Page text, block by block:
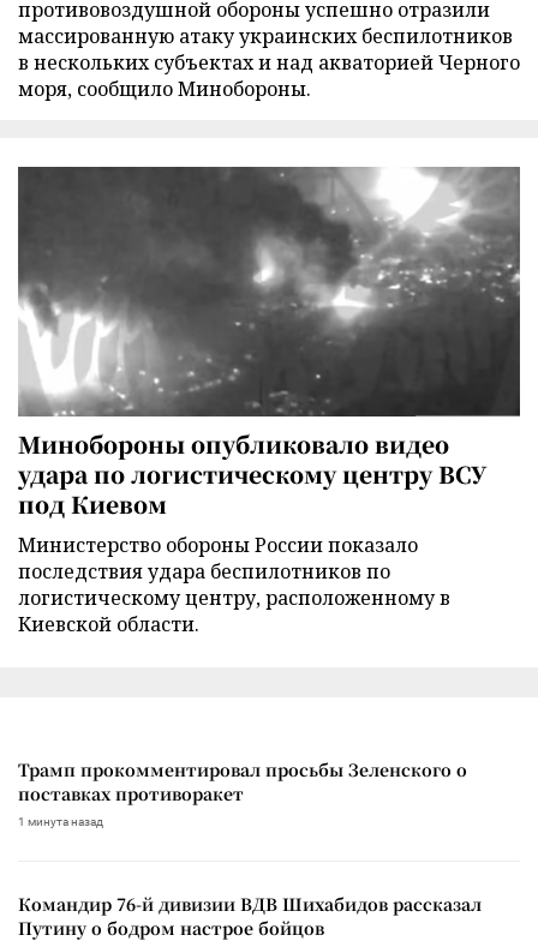
противовоздушной обороны успешно отразили
массированную атаку украинских беспилотников
в нескольких субъектах и над акваторией Черного
моря, сообщило Минобороны.
Минобороны опубликовало видео
удара по логистическому центру ВСУ
под Киевом
Министерство обороны России показало
последствия удара беспилотников по
логистическому центру, расположенному в
Киевской области.
Трамп прокомментировал просьбы Зеленского о
поставках противоракет
1 минута назад
Командир 76-й дивизии ВДВ Шихабидов рассказал
Путину о бодром настрое бойцов